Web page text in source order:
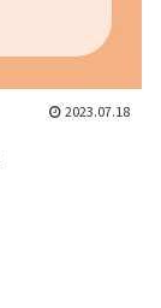
2023.07.18